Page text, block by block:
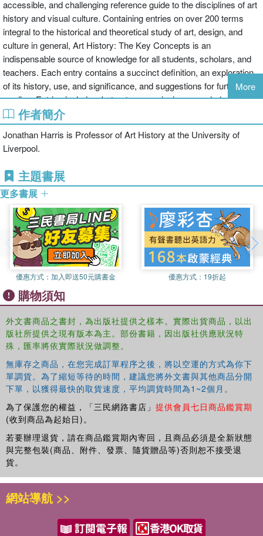
accessible, and challenging reference guide to the disciplines of art
history and visual culture. Containing entries on over 200 terms
integral to the historical and theoretical study of art, design, and
culture in general, Art History: The Key Concepts is an
indispensable source of knowledge for all students, scholars, and
teachers. Each entry contains a succinct definition, an exploration
of its history, use, and significance, and suggestions for further
reading. Entries include: abstract expressionism; epoch; hybridity;
semiology; and zeitgeist.
Through extended cross-referencing, Art History: The Key
Concepts builds a radical intellectual synthesis for understanding
and teaching art, art history, and visual culture.
More
作者簡介
Jonathan Harris is Professor of Art History at the University of
Liverpool.
主題書展
更多書展
優惠方式： 加入即送50元購書金 優惠方式： 19折起
購物須知
外文書商品之書封，為出版社提供之樣本。實際出貨商品，以出
版社所提供之現有版本為主。部份書籍，因出版社供應狀況特
殊，匯率將依實際狀況做調整。
無庫存之商品，在您完成訂單程序之後，將以空運的方式為你下
單調貨。為了縮短等待的時間，建議您將外文書與其他商品分開
下單，以獲得最快的取貨速度，平均調貨時間為1~2個月。
為了保護您的權益，「三民網路書店」 提供會員七日商品鑑賞期
(收到商品為起始日)。
若要辦理退貨，請在商品鑑賞期內寄回，且商品必須是全新狀態
與完整包裝(商品、附件、發票、隨貨贈品等)否則恕不接受退
貨。
網站導航 >>